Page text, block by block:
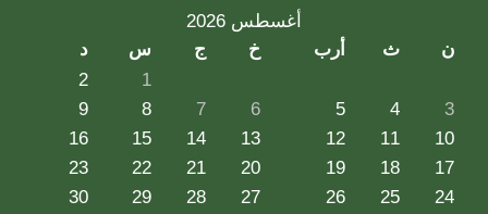
أغسطس 2026
ن
ث أرب خ ج س
د
1
2
3
4
5
6
7
8
9
10
11
12
13
14
15
16
17
18
19
20
21
22
23
24
25
26
27
28
29
30